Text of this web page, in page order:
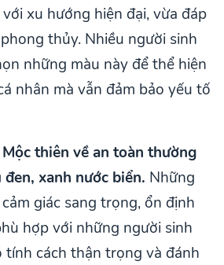
xu hướng hiện đại, vừa đáp
thủy. Nhiều người sinh
những màu này để thể hiện
nhân mà vẫn đảm bảo yếu tố
thiên về an toàn thường
xanh nước biển. Những
giác sang trọng, ổn định
hợp với những người sinh
tính cách thận trọng và đánh